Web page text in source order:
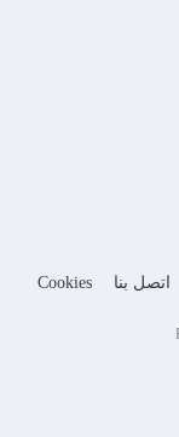
اتصل بنا Cookies